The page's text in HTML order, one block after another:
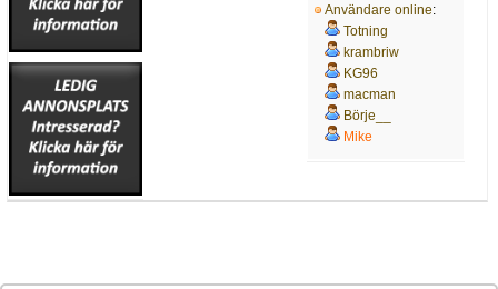
Användare online:
Totning
krambriw
KG96
macman
Börje__
Mike